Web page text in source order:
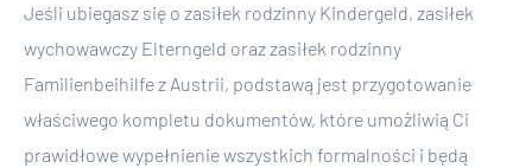
Jeśli ubiegasz się o zasiłek rodzinny Kindergeld, zasiłek
wychowawczy Elterngeld oraz zasiłek rodzinny
Familienbeihilfe z Austrii, podstawą jest przygotowanie
właściwego kompletu dokumentów, które umożliwią Ci
prawidłowe wypełnienie wszystkich formalności i będą